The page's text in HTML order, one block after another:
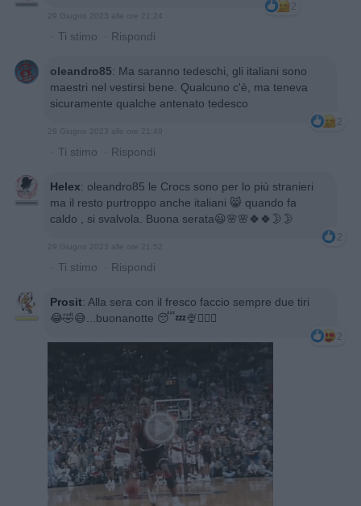
2
29 Giugno 2023 alle ore 21:24
· Ti stimo · Rispondi
oleandro85: Ma saranno tedeschi, gli italiani sono
maestri nel vestirsi bene. Qualcuno c'è, ma teneva
sicuramente qualche antenato tedesco
2
29 Giugno 2023 alle ore 21:49
· Ti stimo · Rispondi
Helex: oleandro85 le Crocs sono per lo più stranieri
ma il resto purtroppo anche italiani 😸 quando fa
caldo , si svalvola. Buona serata😃🌸🌸🍀🍀🌛🌛
2
29 Giugno 2023 alle ore 21:52
· Ti stimo · Rispondi
Prosit: Alla sera con il fresco faccio sempre due tiri
😂🤣😅...buonanotte 😴💤🍨🙋🏻‍♂️
2